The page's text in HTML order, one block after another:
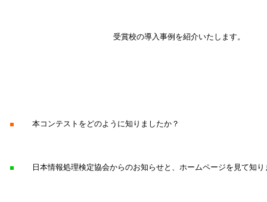
受賞校の導入事例を紹介いたします。
■ 本コンテストをどのように知りましたか？
■ 日本情報処理検定協会からのお知らせと、ホームページを見て知り